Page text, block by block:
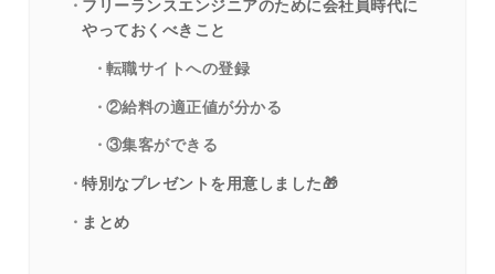
フリーランスエンジニアのために会社員時代に
やっておくべきこと
転職サイトへの登録
②給料の適正値が分かる
③集客ができる
特別なプレゼントを用意しました🎁
まとめ